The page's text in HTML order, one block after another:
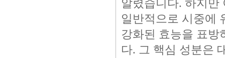
알렸습니다. 하지만
일반적으로 시중에
강화된 효능을 표방
다. 그 핵심 성분은